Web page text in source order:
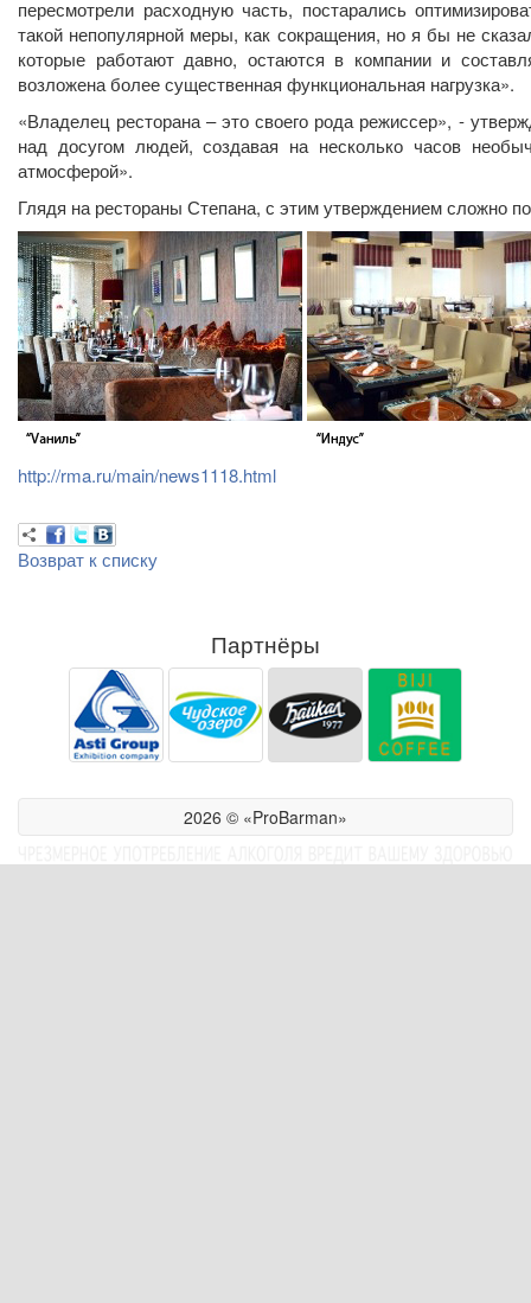
пересмотрели расходную часть, постарались
такой непопулярной меры, как сокращения, но я бы не
которые работают давно, остаются в компании и
возложена более существенная функциональная нагрузка».
«Владелец ресторана – это своего рода режиссер», -
над досугом людей, создавая на несколько часов
атмосферой».
Глядя на рестораны Степана, с этим утверждением сложно
http://rma.ru/main/news1118.html
Возврат к списку
Партнёры
2026 © «ProBarman»